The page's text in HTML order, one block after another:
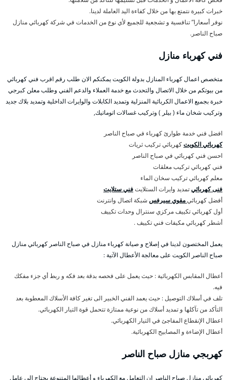
خبرات كبيرة نتمتع بها من خلال كفاءة اليد العاملة لدينا.
نوفر أسعارا” تنافسية و تشجعية للجميع لأي نوع من الخدمات في شركة كهربائي منازل
صباح الناصر.
فني كهرباء منازل
متخصص اعمال كهرباء المنازل بدولة الكويت يمكنكم الان طلب رقم اقرب فني كهربائي
من بيوتكم من خلال الاتصال والتحدث مع خدمة العملاء والدعم الفني وطلب معلن كبرجي
خبرة بجميع الاعمال الكربائية المنزلية وتمديد الكابلات والوايرات الداخلية وتمديد بلاك جديد
وتركيب شخان ماء ( بيلر ) وتركيب غسالات اتوماتيك,
افضل فني خدمة طوارئ كهرباء في صباح الناصر
كهربائي الكويتكهربائي تركيب ثريات
احسن فني كهربائي في صباح الناصر
فني كهربائي تركيب معلقات
معلم كهربائي تركيب سخان الماء
فنى كهربائيتمديد وايرات الستلايتفني ستلايت
أفضل كهربائيمقوي سيرفس شبكة اتصال وانترنت
أول كهربائي تكييف مركزي سنترال وحدات تكييف
أشطر كهربائي مكيفات فني تكييف .
يعمل المختصون لدينا في إصلاح و صيانة كهرباء منازل في صباح الناصر كهربائي منازل
صباح الناصر الكويت على معالجة الأعطال الآتية :
أعطال المقابس الكهربائية : حيث يعمل على فحصه بدقة بعد فكه و ربط أي جزء مفكك
فيه.
تلف في أسلاك التوصيل : حيث يعمد الفني الخبير الى تغير كافة الأسلاك المعطوبة بعد
التأكد من تآكلها و تمديد أسلاك من نوعية ممتازة تتحمل قوة التيار الكهربائي.
اعطال الإنقطاع المفاجئ في التيار الكهربائي.
أعطال الإضاءة و المصابيح الكهربائية.
كهربجي منازل صباح الناصر
كهربائي منازل صباح الناصر إن التعامل مع الكهرباء و أعطالها المتنوعة يحتاج الى عامل